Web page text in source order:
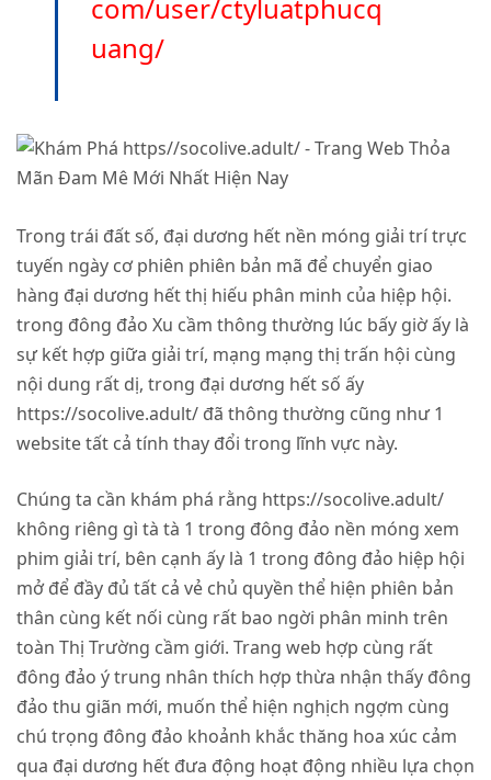
com/user/ctyluatphucq
uang/
Trong trái đất số, đại dương hết nền móng giải trí trực
tuyến ngày cơ phiên phiên bản mã để chuyển giao
hàng đại dương hết thị hiếu phân minh của hiệp hội.
trong đông đảo Xu cầm thông thường lúc bấy giờ ấy là
sự kết hợp giữa giải trí, mạng mạng thị trấn hội cùng
nội dung rất dị, trong đại dương hết số ấy
https://socolive.adult/ đã thông thường cũng như 1
website tất cả tính thay đổi trong lĩnh vực này.
Chúng ta cần khám phá rằng https://socolive.adult/
không riêng gì tà tà 1 trong đông đảo nền móng xem
phim giải trí, bên cạnh ấy là 1 trong đông đảo hiệp hội
mở để đầy đủ tất cả vẻ chủ quyền thể hiện phiên bản
thân cùng kết nối cùng rất bao ngời phân minh trên
toàn Thị Trường cầm giới. Trang web hợp cùng rất
đông đảo ý trung nhân thích hợp thừa nhận thấy đông
đảo thu giãn mới, muốn thể hiện nghịch ngợm cùng
chú trọng đông đảo khoảnh khắc thăng hoa xúc cảm
qua đại dương hết đưa động hoạt động nhiều lựa chọn